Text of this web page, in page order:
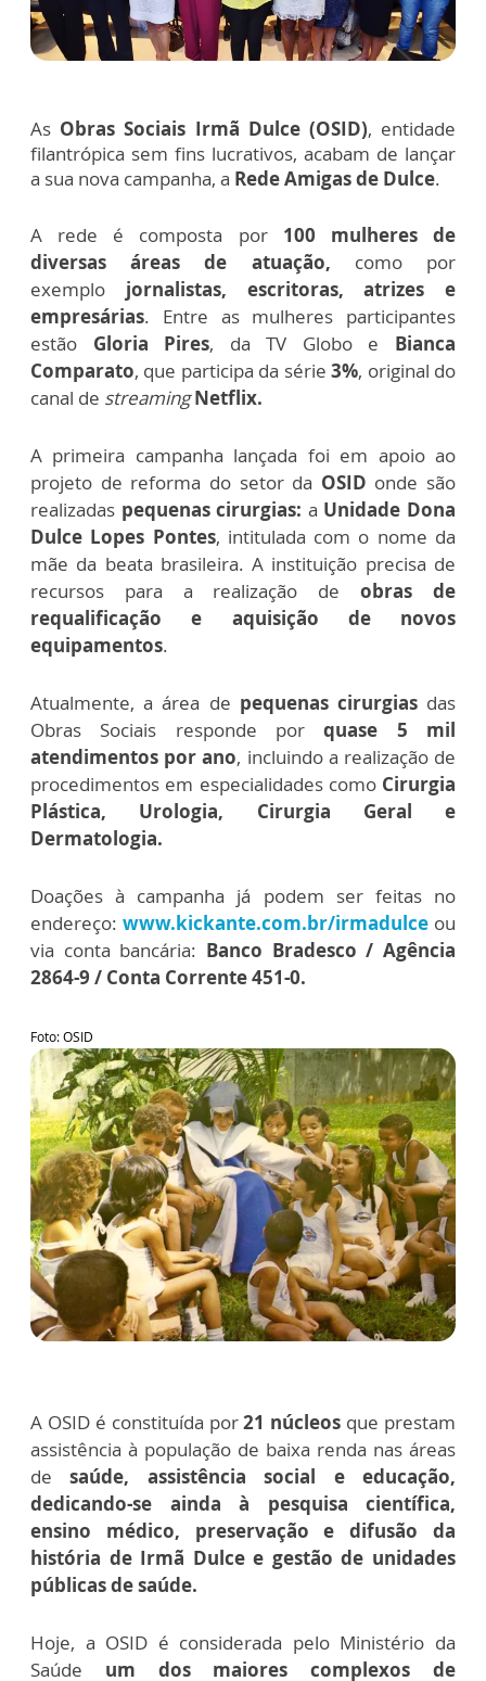
As Obras Sociais Irmã Dulce (OSID), entidade
filantrópica sem fins lucrativos, acabam de lançar
a sua nova campanha, a Rede Amigas de Dulce.
A rede é composta por 100 mulheres de
diversas áreas de atuação, como por
exemplo jornalistas, escritoras, atrizes e
empresárias. Entre as mulheres participantes
estão Gloria Pires, da TV Globo e Bianca
Comparato, que participa da série3%, original do
canal de streaming Netflix.
A primeira campanha lançada foi em apoio ao
projeto de reforma do setor da OSID onde são
realizadas pequenas cirurgias: a Unidade Dona
Dulce Lopes Pontes, intitulada com o nome da
mãe da beata brasileira. A instituição precisa de
recursos para a realização deobras de
requalificação e aquisição de novos
equipamentos.
Atualmente, a área de pequenas cirurgiasdas
Obras Sociais responde porquase 5 mil
atendimentos por ano, incluindo a realização de
procedimentos em especialidades como Cirurgia
Plástica, Urologia, Cirurgia Geral e
Dermatologia.
Doações à campanha já podem ser feitas no
endereço: www.kickante.com.br/irmadulce ou
via conta bancária: Banco Bradesco / Agência
2864-9 / Conta Corrente 451-0.
Foto: OSID
A OSID é constituída por21 núcleos que prestam
assistência à população de baixa renda nas áreas
desaúde, assistência social e educação,
dedicando-se ainda à pesquisa científica,
ensino médico, preservação e difusão da
história de Irmã Dulce e gestão de unidades
públicas de saúde.
Hoje, a OSID é considerada pelo Ministério da
Saúde um dos maiores complexos de